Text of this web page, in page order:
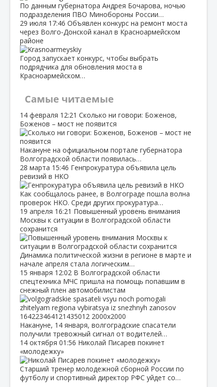
По данным губернатора Андрея Бочарова, ночью
подразделения ПВО Минобороны России…
29 июля 17:46 Объявлен конкурс на ремонт моста
через Волго‑Донской канал в Красноармейском
районе
Город запускает конкурс, чтобы выбрать
подрядчика для обновления моста в
Красноармейском…
Самые читаемые
14 февраля 12:21 Сколько ни говори: Боженов,
Боженов – мост не появится
Накануне на официальном портале губернатора
Волгоградской области появилась…
28 марта 15:46 Генпрокуратура объявила цель
ревизий в НКО
Как сообщалось ранее, в Волгограде пошла волна
проверок НКО. Среди других прокуратура…
19 апреля 16:21 Повышенный уровень внимания
Москвы к ситуации в Волгоградской области
сохранится
Динамика политической жизни в регионе в марте и
начале апреля стала логическим…
15 января 12:02 В Волгоградской области
спецтехника МЧС пришла на помощь попавшим в
снежный плен автомобилистам
Накануне, 14 января, волгоградские спасатели
получили тревожный сигнал от водителей…
14 октября 01:56 Николай Писарев покинет
«молодежку»
Старший тренер молодежной сборной России по
футболу и спортивный директор РФС уйдет со…